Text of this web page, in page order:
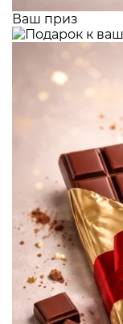
Ваш приз